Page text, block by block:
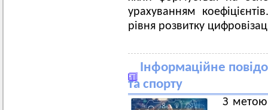
урахуванням
рівня розвитку
Інформаційне
та спорту
З метою